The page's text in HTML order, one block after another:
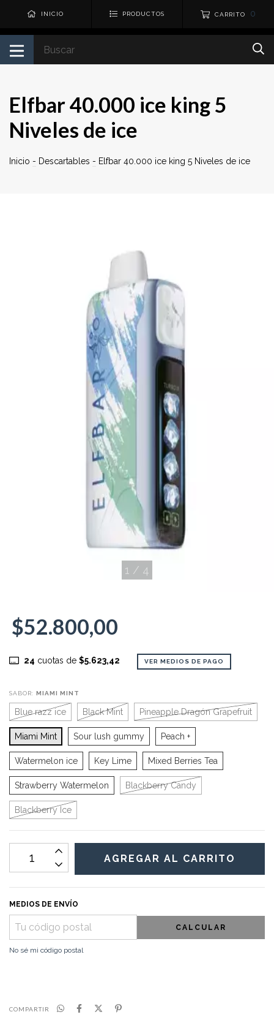
INICIO PRODUCTOS CARRITO 0
Elfbar 40.000 ice king 5
Niveles de ice
Inicio - Descartables - Elfbar 40.000 ice king 5 Niveles de ice
1 / 4
$52.800,00
24 cuotas de $5.623,42 VER MEDIOS DE PAGO
SABOR: MIAMI MINT
Blue razz ice Black Mint Pineapple Dragón Grapefruit
Miami Mint Sour lush gummy Peach +
Watermelon ice Key Lime Mixed Berries Tea
Strawberry Watermelon Blackberry Candy
Blackberry Ice
MEDIOS DE ENVÍO
CALCULAR
No sé mi código postal
COMPARTIR